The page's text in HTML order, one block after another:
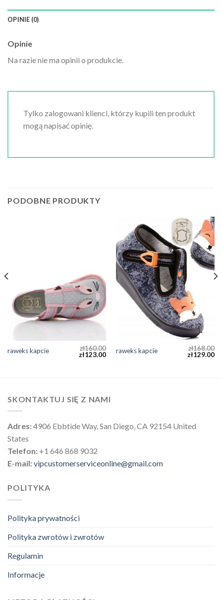
OPINIE (0)
Opinie
Na razie nie ma opinii o produkcie.
Tylko zalogowani klienci, którzy kupili ten produkt
mogą napisać opinię.
PODOBNE PRODUKTY
raweks kapcie zł160.00
zł123.00 raweks kapcie zł168.00
zł129.00
SKONTAKTUJ SIĘ Z NAMI
Adres:4906 Ebbtide Way, San Diego, CA 92154 United
States
Telefon: +1 646 868 9032
E-mail:vipcustomerserviceonline@gmail.com
POLITYKA
Polityka prywatności
Polityka zwrotów i zwrotów
Regulamin
Informacje